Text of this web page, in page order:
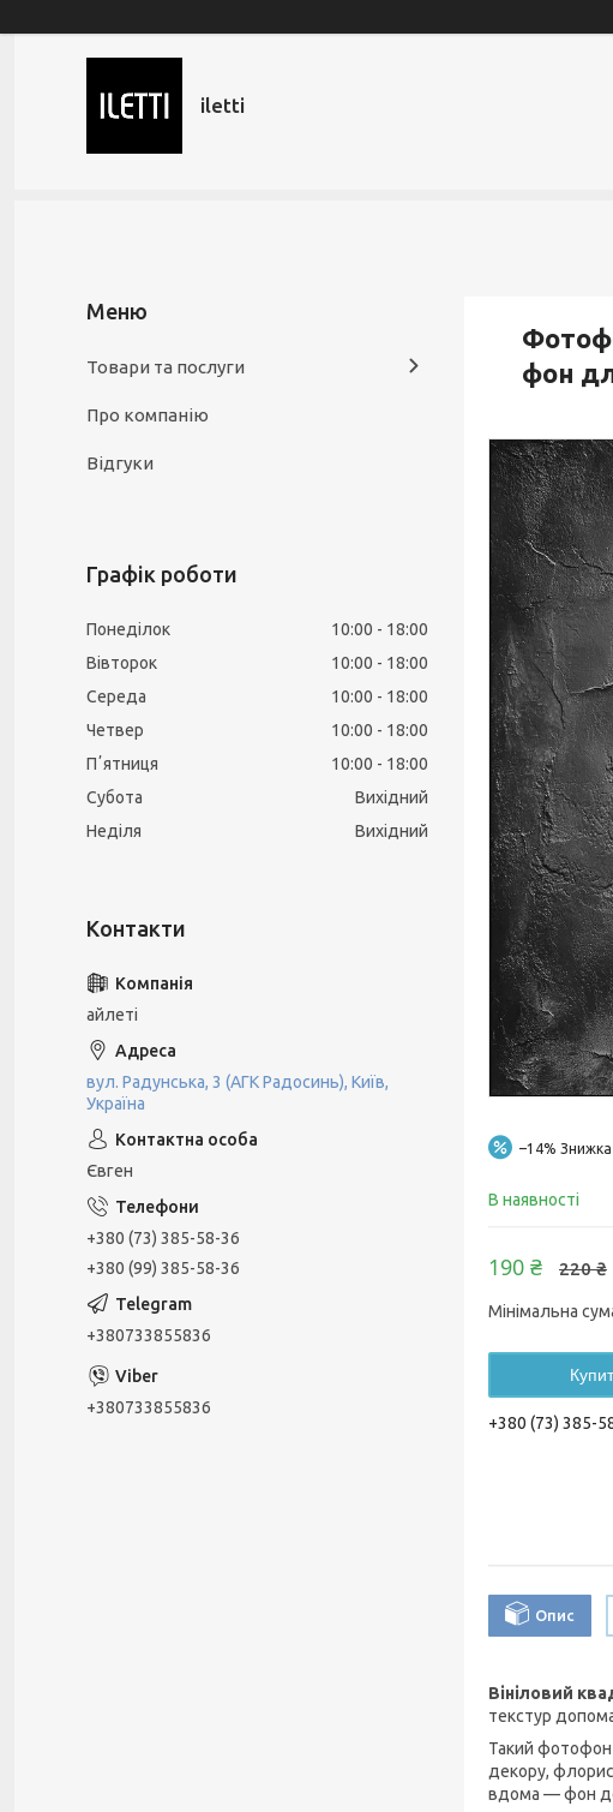
iletti
фон
–14%
В наявності
220 ₴
190 ₴
Мінімальна
+380 (73) 385-
Опис
Вініловий
текстур
Такий фотофон
декору,
вдома — фон
Товари та послуги
Про компанію
Відгуки
Графік роботи
Понеділок 10:00
18:00
Вівторок
10:00
18:00
Середа
10:00
18:00
Четвер
10:00
18:00
Пʼятниця
10:00
18:00
Субота
Вихідний
Неділя
Вихідний
айлеті
вул. Радунська, 3 (АГК Радосинь), Київ,
Україна
Євген
+380 (73) 385-58-36
+380 (99) 385-58-36
+380733855836
+380733855836